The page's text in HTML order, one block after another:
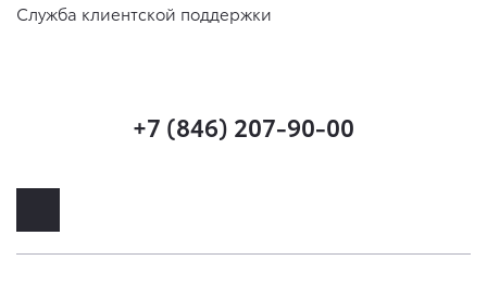
Служба клиентской поддержки
+7 (846) 207-90-00